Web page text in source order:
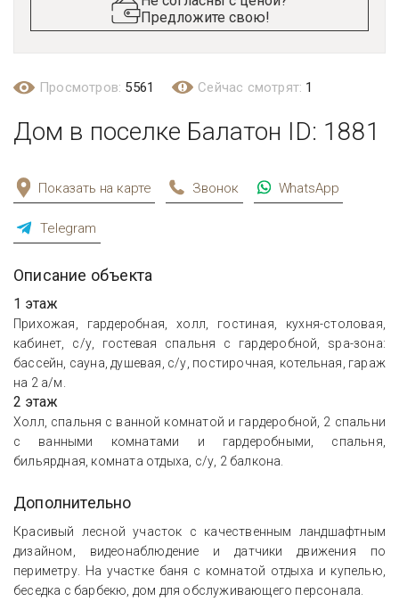
Предложите свою!
Просмотров: 5561 Сейчас смотрят: 1
Дом в поселке Балатон ID: 1881
Показать на карте Звонок WhatsApp
Telegram
Описание объекта
1 этаж
Прихожая, гардеробная, холл, гостиная, кухня-столовая,
кабинет, с/у, гостевая спальня с гардеробной, spa-зона:
бассейн, сауна, душевая, с/у, постирочная, котельная, гараж
на 2 а/м.
2 этаж
Холл, спальня с ванной комнатой и гардеробной, 2 спальни
с ванными комнатами и гардеробными, спальня,
бильярдная, комната отдыха, с/у, 2 балкона.
Дополнительно
Красивый лесной участок с качественным ландшафтным
дизайном, видеонаблюдение и датчики движения по
периметру. На участке баня с комнатой отдыха и купелью,
беседка с барбекю, дом для обслуживающего персонала.